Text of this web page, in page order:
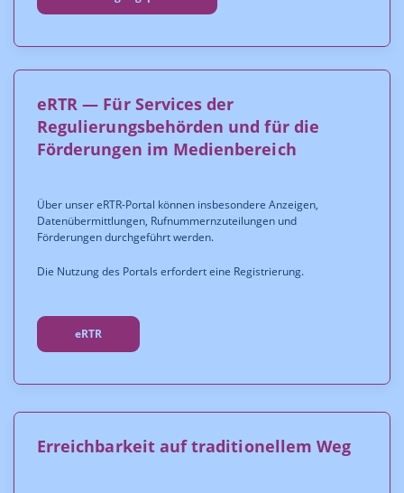
eRTR — Für Services der
Regulierungsbehörden und für die
Förderungen im Medienbereich
Über unser eRTR-Portal können insbesondere Anzeigen,
Datenübermittlungen, Rufnummernzuteilungen und
Förderungen durchgeführt werden.
Die Nutzung des Portals erfordert eine Registrierung.
eRTR
Erreichbarkeit auf traditionellem Weg